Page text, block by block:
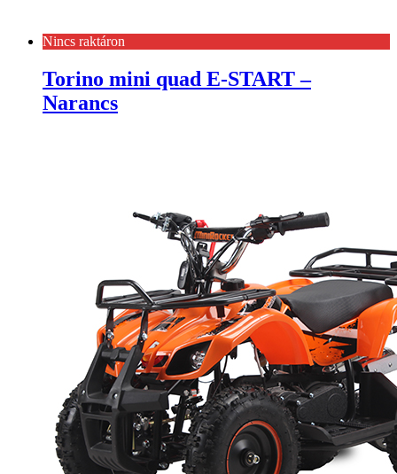
Nincs raktáron
Torino mini quad E-START –
Narancs